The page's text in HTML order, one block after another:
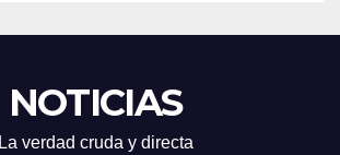
NOTICIAS
La verdad cruda y directa